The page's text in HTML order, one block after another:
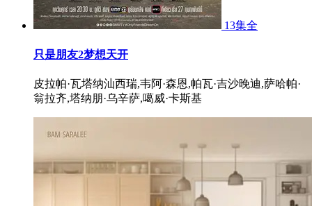
13集全
只是朋友2梦想天开
皮拉帕·瓦塔纳汕西瑞,韦阿·森恩,帕瓦·吉沙晚迪,萨哈帕·
翁拉齐,塔纳朋·乌辛萨,噶威·卡斯基